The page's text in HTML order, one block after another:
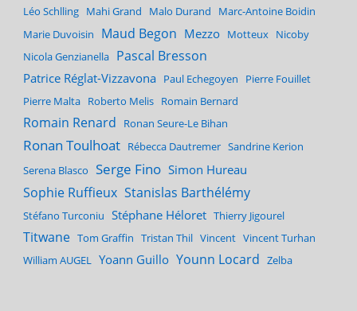
Léo Schlling Mahi Grand Malo Durand
Marc-Antoine Boidin
Marie Duvoisin
Maud Begon Mezzo Motteux Nicoby
Nicola Genzianella Pascal Bresson
Patrice Réglat-Vizzavona Paul Echegoyen
Pierre Fouillet
Pierre Malta Roberto Melis Romain Bernard
Romain Renard Ronan Seure-Le Bihan
Ronan Toulhoat Rébecca Dautremer Sandrine Kerion
Serena Blasco Serge Fino Simon Hureau
Sophie Ruffieux Stanislas Barthélémy
Stéfano Turconiu Stéphane Héloret Thierry Jigourel
Titwane Tom Graffin Tristan Thil Vincent Vincent Turhan
William AUGEL Yoann Guillo Younn Locard Zelba